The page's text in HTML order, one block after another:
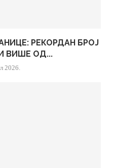
РЕКОРДАН БРОЈ
ВИШЕ ОД...
2026.